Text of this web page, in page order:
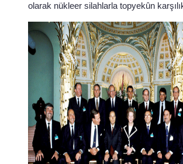
olarak nükleer silahlarla topyekûn